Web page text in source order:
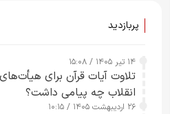
پربازدید
۱۴ تیر ۱۴۰۵ / ۱۵:۰۸
تلاوت آیات قرآن برای
انقلاب چه پیامی داشت؟
۲۶ اردیبهشت ۱۴۰۵ / ۱۰:۱۵